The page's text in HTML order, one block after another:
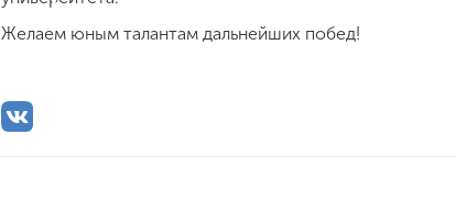
Желаем юным талантам дальнейших побед!